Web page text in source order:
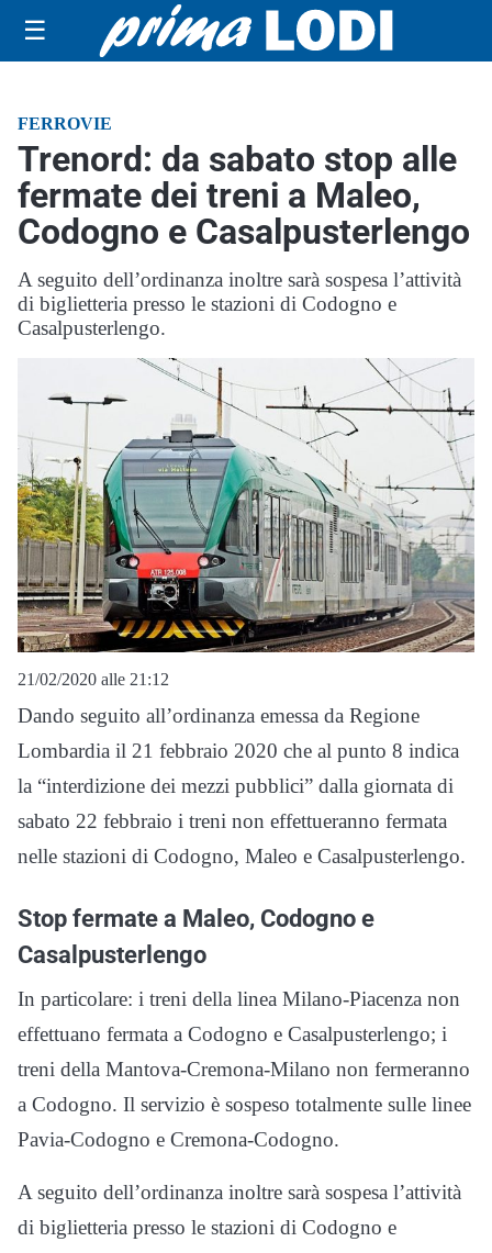
☰
FERROVIE
Trenord: da sabato stop alle
fermate dei treni a Maleo,
Codogno e Casalpusterlengo
A seguito dell’ordinanza inoltre sarà sospesa l’attività
di biglietteria presso le stazioni di Codogno e
Casalpusterlengo.
21/02/2020 alle 21:12
Dando seguito all’ordinanza emessa da Regione
Lombardia il 21 febbraio 2020 che al punto 8 indica
la “interdizione dei mezzi pubblici” dalla giornata di
sabato 22 febbraio i treni non effettueranno fermata
nelle stazioni di Codogno, Maleo e Casalpusterlengo.
Stop fermate a Maleo, Codogno e
Casalpusterlengo
In particolare: i treni della linea Milano-Piacenza non
effettuano fermata a Codogno e Casalpusterlengo; i
treni della Mantova-Cremona-Milano non fermeranno
a Codogno. Il servizio è sospeso totalmente sulle linee
Pavia-Codogno e Cremona-Codogno.
A seguito dell’ordinanza inoltre sarà sospesa l’attività
di biglietteria presso le stazioni di Codogno e